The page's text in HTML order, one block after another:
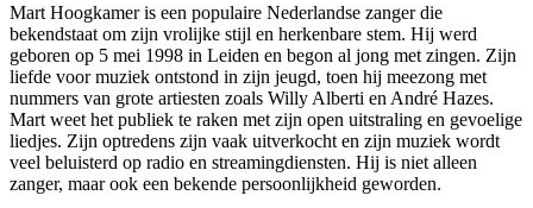
Mart Hoogkamer is een populaire Nederlandse zanger die
bekendstaat om zijn vrolijke stijl en herkenbare stem. Hij werd
geboren op 5 mei 1998 in Leiden en begon al jong met zingen. Zijn
liefde voor muziek ontstond in zijn jeugd, toen hij meezong met
nummers van grote artiesten zoals Willy Alberti en André Hazes.
Mart weet het publiek te raken met zijn open uitstraling en gevoelige
liedjes. Zijn optredens zijn vaak uitverkocht en zijn muziek wordt
veel beluisterd op radio en streamingdiensten. Hij is niet alleen
zanger, maar ook een bekende persoonlijkheid geworden.